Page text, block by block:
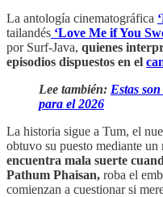
La antología cinematográfica
tailandés ‘Love Me if You
por Surf-Java, quienes
episodios dispuestos en el
Lee también: Estas
para el 2026
La historia sigue a Tum, el
obtuvo su puesto mediante
encuentra mala suerte
Pathum Phaisan, roba el
comienzan a cuestionar si